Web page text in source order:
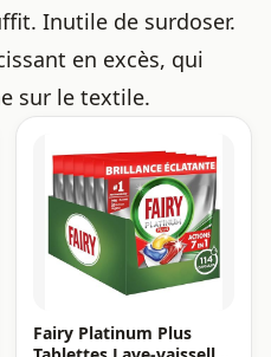
Inutile de surdoser.
en excès, qui
sur le textile.
Fairy Platinum Plus